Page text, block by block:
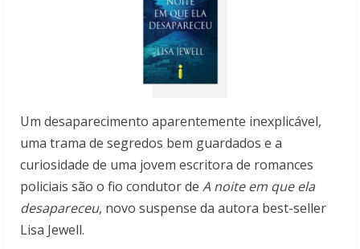
Um desaparecimento aparentemente inexplicável,
uma trama de segredos bem guardados e a
curiosidade de uma jovem escritora de romances
policiais são o fio condutor de A noite em que ela
desapareceu, novo suspense da autora best-seller
Lisa Jewell.